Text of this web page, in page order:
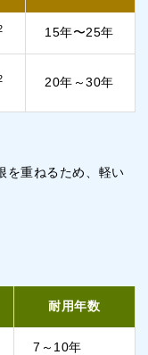
15年〜25年
20年～30年
を重ねるため、軽い
耐用年数
7～10年